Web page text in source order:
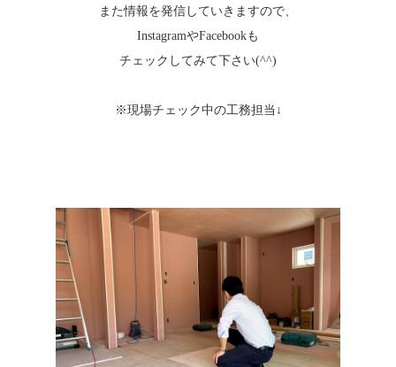
また情報を発信していきますので、
InstagramやFacebookも
チェックしてみて下さい(^^)
※現場チェック中の工務担当↓